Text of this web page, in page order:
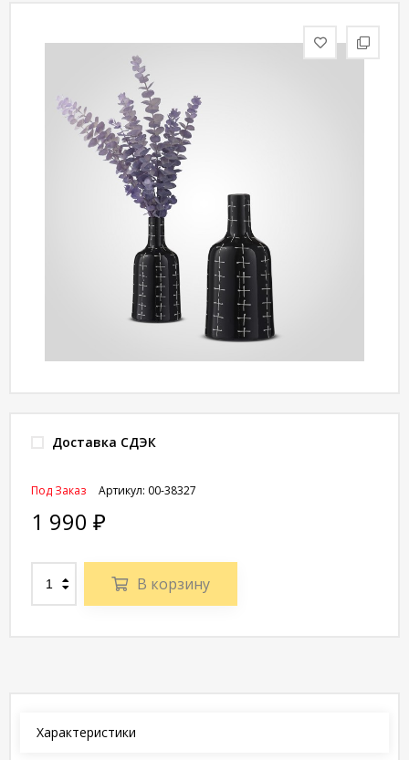
Политика
конфиденциальности
Доставка СДЭК
Артикул: 00-38327
Под Заказ
1 990 ₽
В корзину
Характеристики